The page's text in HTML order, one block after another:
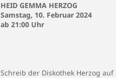
HEID GEMMA HERZOG
Samstag, 10. Februar 2024
ab 21:00 Uhr
Schreib der Diskothek Herzog